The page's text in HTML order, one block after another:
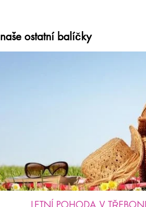
naše ostatní balíčky